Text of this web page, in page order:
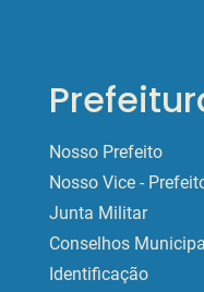
Nosso Prefeito
Nosso Vice -
Junta Militar
Conselhos
Identificação